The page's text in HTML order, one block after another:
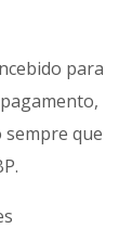
para
que